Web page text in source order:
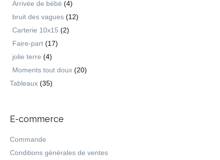
Arrivée de bébé (4)
bruit des vagues (12)
Carterie 10x15 (2)
Faire-part (17)
jolie terre (4)
Moments tout doux (20)
Tableaux (35)
E-commerce
Commande
Conditions générales de ventes